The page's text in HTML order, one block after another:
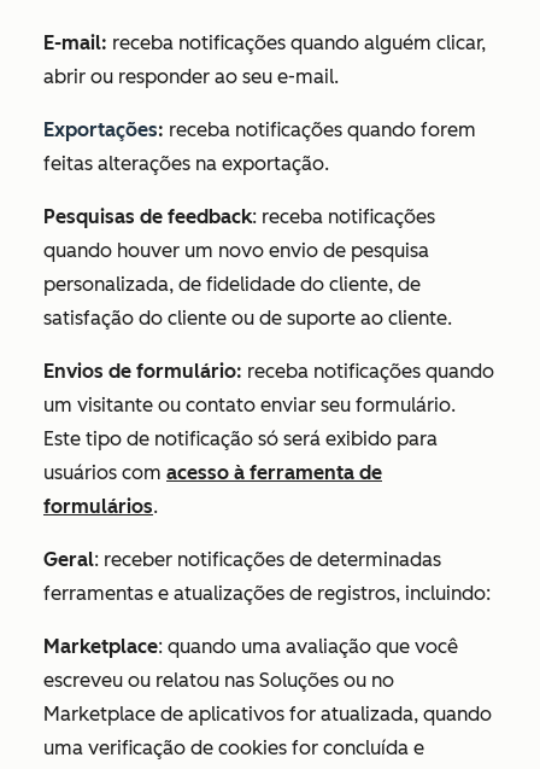
E-mail: receba notificações quando alguém clicar,
abrir ou responder ao seu e-mail.
Exportações: receba notificações quando forem
feitas alterações na exportação.
Pesquisas de feedback: receba notificações
quando houver um novo envio de pesquisa
personalizada, de fidelidade do cliente, de
satisfação do cliente ou de suporte ao cliente.
Envios de formulário: receba notificações quando
um visitante ou contato enviar seu formulário.
Este tipo de notificação só será exibido para
usuários com acesso à ferramenta de
formulários.
Geral: receber notificações de determinadas
ferramentas e atualizações de registros, incluindo:
Marketplace: quando uma avaliação que você
escreveu ou relatou nas Soluções ou no
Marketplace de aplicativos for atualizada, quando
uma verificação de cookies for concluída e